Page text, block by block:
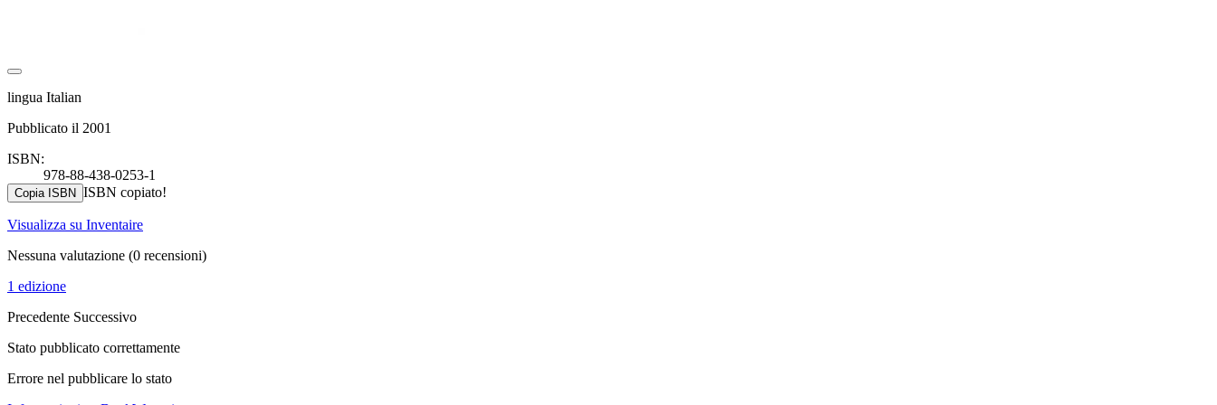
lingua Italian
Pubblicato il 2001
ISBN:
978-88-438-0253-1
Copia ISBN ISBN copiato!
Visualizza su Inventaire
Nessuna valutazione (0 recensioni)
1 edizione
Precedente Successivo
Stato pubblicato correttamente
Errore nel pubblicare lo stato